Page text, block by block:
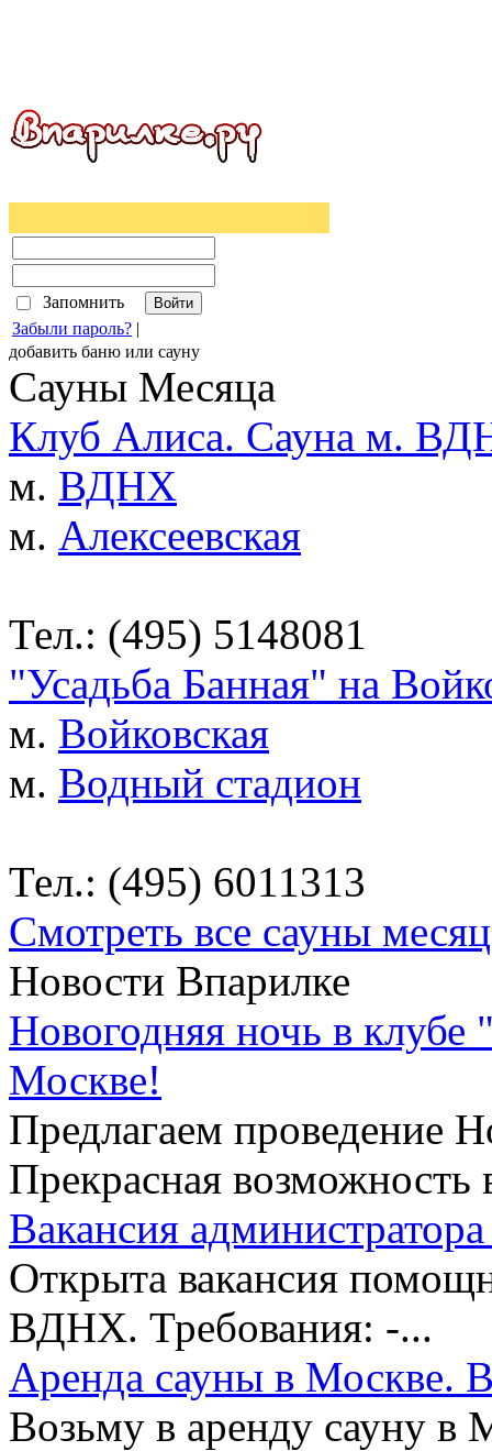
Запомнить
Забыли пароль? |
добавить баню или сауну
Сауны Месяца
Клуб Алиса. Сауна м.
м. ВДНХ
м. Алексеевская
Тел.: (495) 5148081
"Усадьба Банная" на
м. Войковская
м. Водный стадион
Тел.: (495) 6011313
Смотреть все сауны
Новости Впарилке
Новогодняя ночь в
Москве!
Предлагаем проведение
Прекрасная возможность
Вакансия
Открыта вакансия
ВДНХ. Требования: -...
Аренда сауны в Москве.
Возьму в аренду сауну в